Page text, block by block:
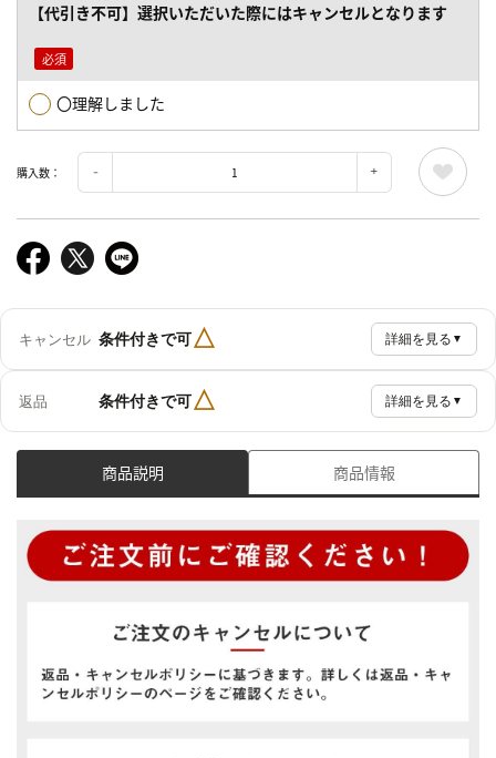
【代引き不可】選択いただいた際にはキャンセルとなります
〇理解しました
購入数：
キャンセル 条件付きで可△ 詳細を見る ▼
返品 条件付きで可△ 詳細を見る ▼
商品説明 商品情報